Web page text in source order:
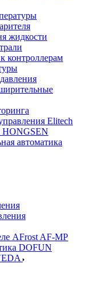
жидкости
контроллерам
Elitech
HONGSEN
автоматика
AFrost AF-MP
DOFUN